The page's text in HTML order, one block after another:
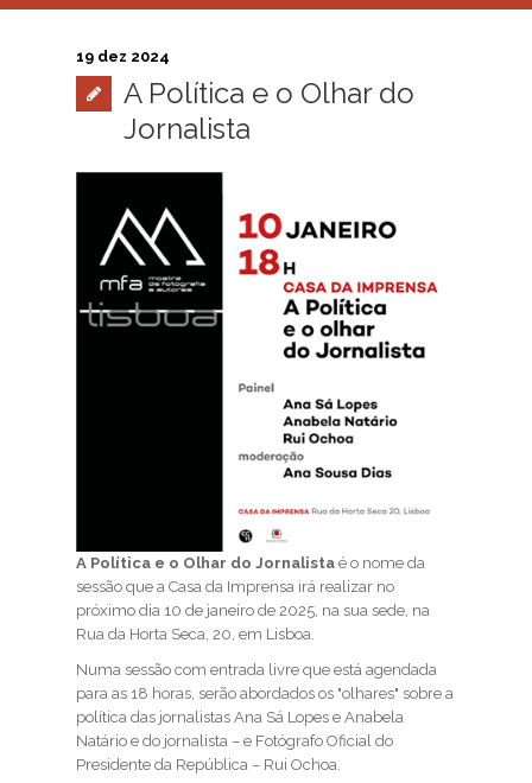
19 dez 2024
A Política e o Olhar do
Jornalista
A Política e o Olhar do Jornalista é o nome da
sessão que a Casa da Imprensa irá realizar no
próximo dia 10 de janeiro de 2025, na sua sede, na
Rua da Horta Seca, 20, em Lisboa.
Numa sessão com entrada livre que está agendada
para as 18 horas, serão abordados os "olhares" sobre a
política das jornalistas Ana Sá Lopes e Anabela
Natário e do jornalista – e Fotógrafo Oficial do
Presidente da República – Rui Ochoa.